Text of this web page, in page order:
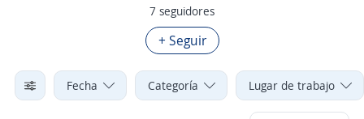
7 seguidores
+ Seguir
Fecha Categoría Lugar de trabajo